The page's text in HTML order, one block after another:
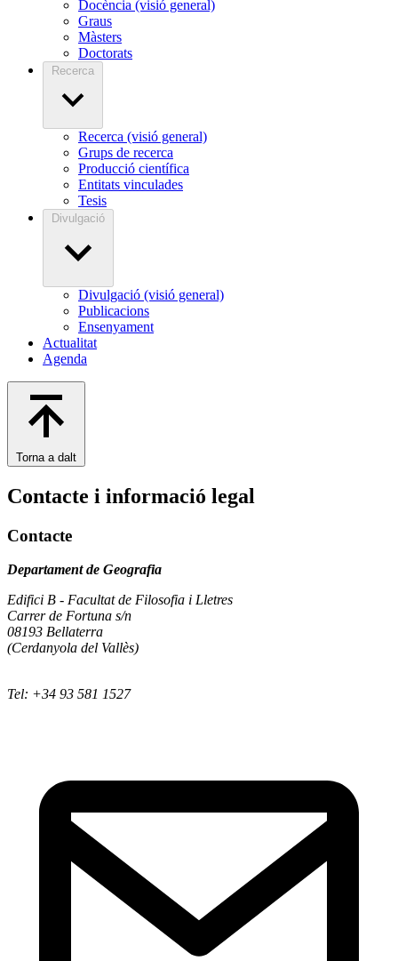
Docència (visió general)
Graus
Màsters
Doctorats
Recerca
Recerca (visió general)
Grups de recerca
Producció científica
Entitats vinculades
Tesis
Divulgació
Divulgació (visió general)
Publicacions
Ensenyament
Actualitat
Agenda
Torna a dalt
Contacte i informació legal
Contacte
Departament de Geografia
Edifici B - Facultat de Filosofia i Lletres
Carrer de Fortuna s/n
08193 Bellaterra
(Cerdanyola del Vallès)
Tel: +34 93 581 1527